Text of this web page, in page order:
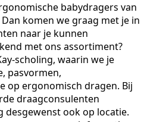
babydragers van
komen we graag met je in
naar je kunnen
met ons assortiment?
scholing, waarin we je
pasvormen,
op ergonomisch dragen. Bij
draagconsulenten
desgewenst ook op locatie.